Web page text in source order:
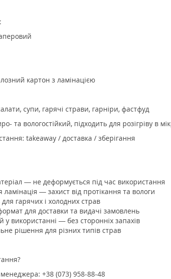
картон з ламінацією
супи, гарячі страви, гарніри, фастфуд
та вологостійкий, підходить для розігріву в
takeaway / доставка / зберігання
— не деформується під час використання
ламінація — захист від протікання та вологи
для гарячих і холодних страв
для доставки та видачі замовлень
у використанні — без сторонніх запахів
рішення для різних типів страв
+38 (073) 958-88-48